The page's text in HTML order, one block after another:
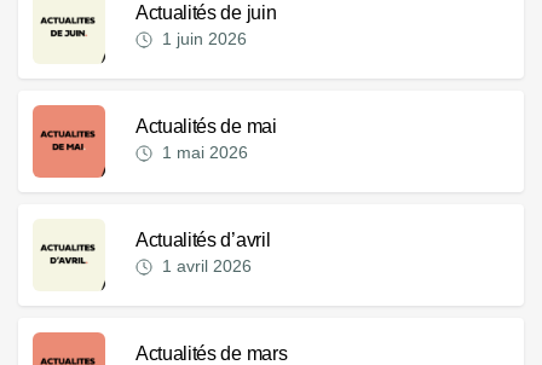
Actualités de juin
1 juin 2026
Actualités de mai
1 mai 2026
Actualités d’avril
1 avril 2026
Actualités de mars